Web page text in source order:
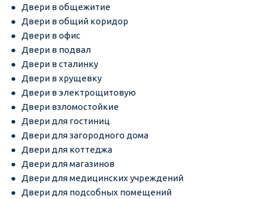
Двери в общежитие
Двери в общий коридор
Двери в офис
Двери в подвал
Двери в сталинку
Двери в хрущевку
Двери в электрощитовую
Двери взломостойкие
Двери для гостиниц
Двери для загородного дома
Двери для коттеджа
Двери для магазинов
Двери для медицинских учреждений
Двери для подсобных помещений